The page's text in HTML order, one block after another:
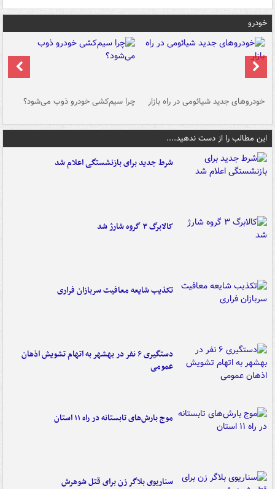
خودرو
خودروهای جدید شیائومی در راه بازار چرا سیم‌کشی خودرو ذوب می‌شود؟
این مطالب را از دست ندهید....
شرط جدید برای بازنشستگی اعلام شد
کالابرگ ۳ گروه شارژ شد
تکذیب شایعه معافیت سربازان فراری
دستگیری ۶ نفر در بهشهر به اتهام تشویش اذهان
عمومی
موج بارش‌های تابستانه در راه ۱۱ استان
سناریوی بلاگر زن برای قتل شوهرش